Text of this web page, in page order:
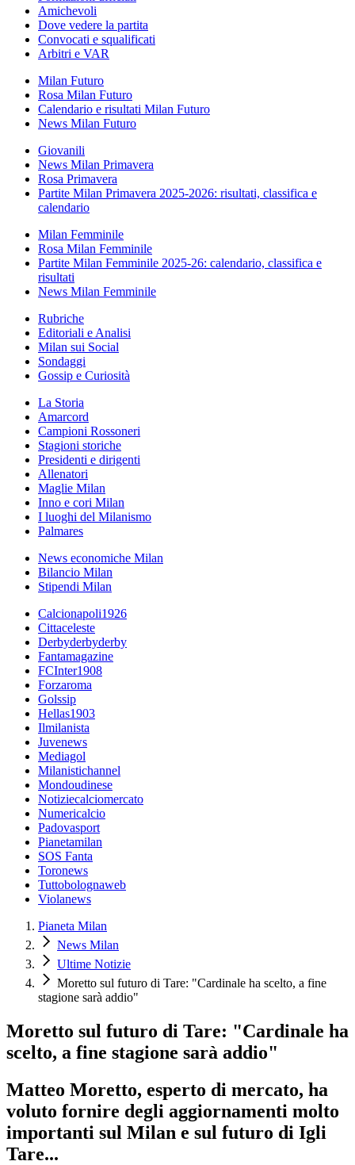
Amichevoli
Dove vedere la partita
Convocati e squalificati
Arbitri e VAR
Milan Futuro
Rosa Milan Futuro
Calendario e risultati Milan Futuro
News Milan Futuro
Giovanili
News Milan Primavera
Rosa Primavera
Partite Milan Primavera 2025-2026: risultati, classifica e
calendario
Milan Femminile
Rosa Milan Femminile
Partite Milan Femminile 2025-26: calendario, classifica e
risultati
News Milan Femminile
Rubriche
Editoriali e Analisi
Milan sui Social
Sondaggi
Gossip e Curiosità
La Storia
Amarcord
Campioni Rossoneri
Stagioni storiche
Presidenti e dirigenti
Allenatori
Maglie Milan
Inno e cori Milan
I luoghi del Milanismo
Palmares
News economiche Milan
Bilancio Milan
Stipendi Milan
Calcionapoli1926
Cittaceleste
Derbyderbyderby
Fantamagazine
FCInter1908
Forzaroma
Golssip
Hellas1903
Ilmilanista
Juvenews
Mediagol
Milanistichannel
Mondoudinese
Notiziecalciomercato
Numericalcio
Padovasport
Pianetamilan
SOS Fanta
Toronews
Tuttobolognaweb
Violanews
Pianeta Milan
News Milan
Ultime Notizie
Moretto sul futuro di Tare: "Cardinale ha scelto, a fine
stagione sarà addio"
Moretto sul futuro di Tare: "Cardinale ha
scelto, a fine stagione sarà addio"
Matteo Moretto, esperto di mercato, ha
voluto fornire degli aggiornamenti molto
importanti sul Milan e sul futuro di Igli
Tare...